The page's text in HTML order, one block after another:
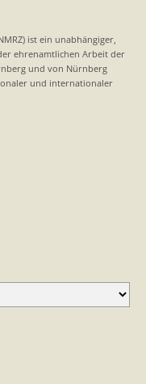
ist ein unabhängiger,
ehrenamtlichen Arbeit der
und von Nürnberg
und internationaler